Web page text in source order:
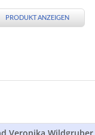
PRODUKT ANZEIGEN